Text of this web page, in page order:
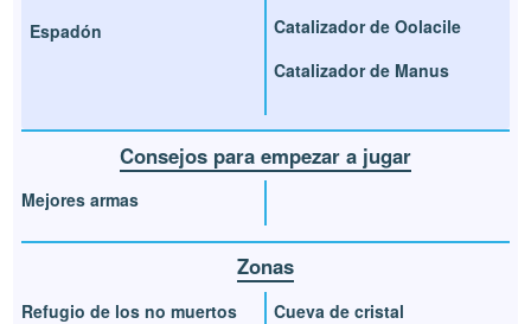
Espadón
Catalizador de Oolacile
Catalizador de Manus
Consejos para empezar a jugar
Mejores armas
Zonas
Refugio de los no muertos
Cueva de cristal